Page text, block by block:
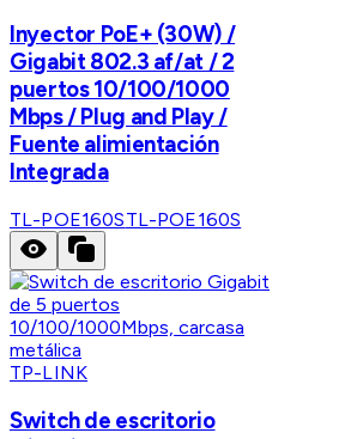
Inyector PoE+ (30W) /
Gigabit 802.3 af/at / 2
puertos 10/100/1000
Mbps / Plug and Play /
Fuente alimientación
Integrada
TL-POE160STL-POE160S
TP-LINK
Switch de escritorio